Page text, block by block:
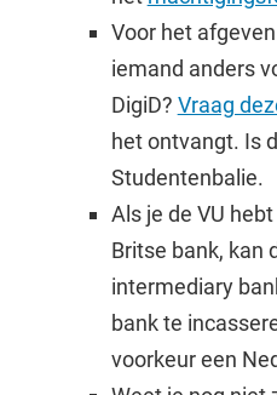
Voor het
iemand anders
DigiD? Vraag
het ontvangt. Is
Studentenbalie.
Als je de VU
Britse bank, kan
intermediary
bank te
voorkeur een